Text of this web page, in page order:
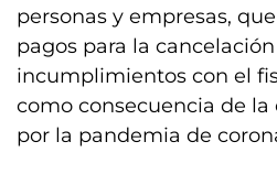
personas y empresas,
pagos para la
incumplimientos con el
como consecuencia de la
por la pandemia de